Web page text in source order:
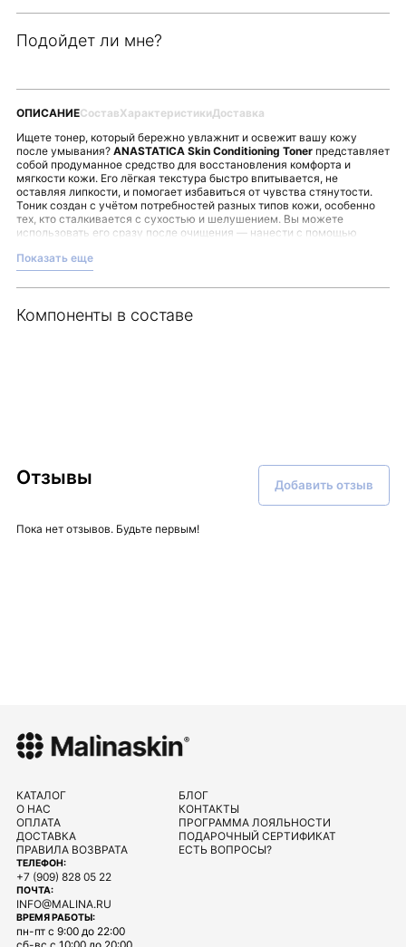
Подойдет ли мне?
ОПИСАНИЕСоставХарактеристикиДоставка
Ищете тонер, который бережно увлажнит и освежит вашу кожу
после умывания? ANASTATICA Skin Conditioning Tonerпредставляет
собой продуманное средство для восстановления комфорта и
мягкости кожи. Его лёгкая текстура быстро впитывается, не
оставляя липкости, и помогает избавиться от чувства стянутости.
Тоник создан с учётом потребностей разных типов кожи, особенно
тех, кто сталкивается с сухостью и шелушением. Вы можете
использовать его сразу после очищения — нанести с помощью
Для вашего удобства и комфорта стоит обратить внимание на
следующие особенности:
Поддержка естественного кожного барьера и эластичности;
Мягкое снятие раздражения и зуда;
Показать еще
Компоненты в составе
Отзывы Добавить отзыв
Пока нет отзывов. Будьте первым!
ТЕЛЕФОН:
+7 (909) 828 05 22
ПОЧТА:
INFO@MALINA.RU
ВРЕМЯ РАБОТЫ:
пн-пт с 9:00 до 22:00
КАТАЛОГ
О НАС
ОПЛАТА
ДОСТАВКА
ПРАВИЛА ВОЗВРАТА
БЛОГ
КОНТАКТЫ
ПРОГРАММА ЛОЯЛЬНОСТИ
ПОДАРОЧНЫЙ СЕРТИФИКАТ
ЕСТЬ ВОПРОСЫ?